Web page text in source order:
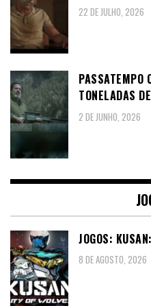
22 DE JULHO, 2026
PASSATEMPO
TONELADAS
2 DE JUNHO, 2026
JOGOS:
8 DE AGOSTO, 2026